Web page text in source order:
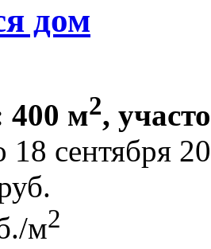
дом
м2,
18 сентября
м2